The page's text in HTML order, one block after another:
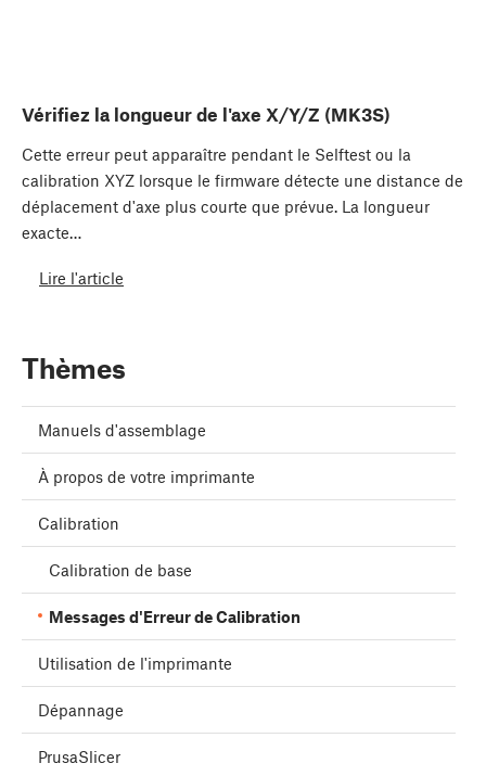
Vérifiez la longueur de l'axe X/Y/Z (MK3S)
Cette erreur peut apparaître pendant le Selftest ou la
calibration XYZ lorsque le firmware détecte une distance de
déplacement d'axe plus courte que prévue. La longueur
exacte…
Lire l'article
Thèmes
Manuels d'assemblage
À propos de votre imprimante
Calibration
Calibration de base
Messages d'Erreur de Calibration
Utilisation de l'imprimante
Dépannage
PrusaSlicer